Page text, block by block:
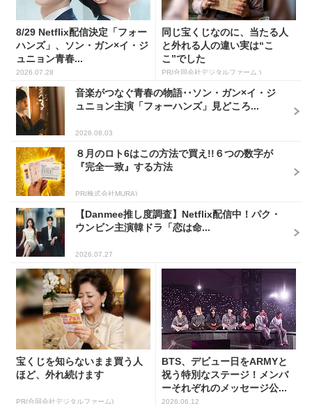
8/29 Netflix配信決定「フォー
ハンズ」、ソン・ガン×イ・ジ
ュニョン青春...
2026.07.28
同じ宝くじなのに、当たる人
と外れる人の違い実は“こ
こ”でした
PR(合同会社デジタルファーム )
音楽がつなぐ青春の物語･･ソン・ガン×イ・ジ
ュニョン主演「フォーハンズ」見どころ...
2026.08.03
８月のロト6はこの方法で買え!!６つの数字が
『完全一致』する方法
PR(株式会社MURA)
【Danmee推し度調査】Netflix配信中！パク・
ウンビン主演韓ドラ「恋は命...
2026.07.27
宝くじを知らないまま買う人
ほど、外れ続けます
PR(合同会社デジタルファーム)
BTS、デビュー日をARMYと
祝う特別なステージ！メンバ
ーそれぞれのメッセージ公...
2026.06.12